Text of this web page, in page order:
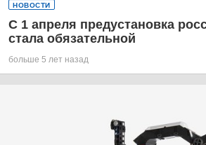
НОВОСТИ
С 1 апреля предустановка
стала обязательной
больше 5 лет назад